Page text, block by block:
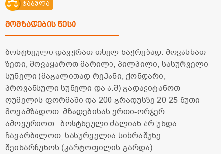
ტაბულა
მომზადების წესი
ბოსტნეული დავჭრათ თხელ ნაჭრებად. მოვასხათ
ზეთი, მოვაყაროთ მარილი, პილპილი, სასურველი
სუნელი (მაგალითად რეჰანი, ქონდარი,
პროვანსული სუნელი და ა.შ) გადავიტანოთ
ღუმელის ფორმაში და 200 გრადუსზე 20-25 წუთი
მოვამზადოთ. მზადებისას ერთი-ორჯერ
ამოვურიოთ. ბოსტნეული ძალიან არ უნდა
ჩავარბილოთ, სასურველია სიხრაშუნე
შეინარჩუნოს (კარტოფილის გარდა)